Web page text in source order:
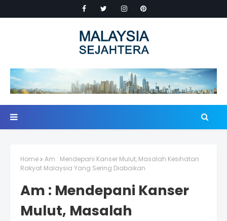
Home
Am : Mendepani Kanser Mulut, Masalah Kesihatan
Rakyat Malaysia Yang Sering Diabaikan
Am : Mendepani Kanser
Mulut, Masalah